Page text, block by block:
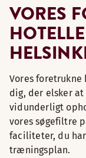
VORES
Vores
dig, der elsker
vidunderligt
vores søgefiltre
faciliteter, du
træningsplan.